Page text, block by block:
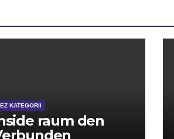
KATEGORII
raum den